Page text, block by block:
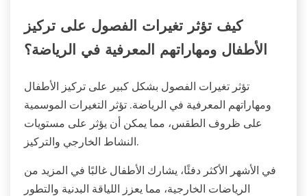
كيف تؤثر تغيرات الفصول على تركيز
الأطفال ومهاراتهم المعرفية في الرياضة؟
تؤثر تغيرات الفصول بشكل كبير على تركيز الأطفال
ومهاراتهم المعرفية في الرياضة. تؤثر التغيرات الموسمية
على ظروف الطقس، مما يمكن أن يؤثر على مستويات
النشاط الخارجي والتركيز.
في الأشهر الأكثر دفئًا، يشارك الأطفال غالبًا في المزيد من
الرياضات الخارجية، مما يعزز اللياقة البدنية والتطور